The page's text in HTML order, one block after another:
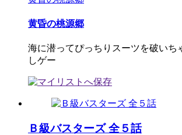
黄昏の桃源郷
海に潜ってぴっちりスーツを破いち
しゲー
Ｂ級バスターズ 全５話